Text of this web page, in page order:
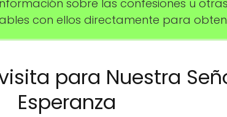
sobre las confesiones u
con ellos directamente para
para Nuestra
Esperanza